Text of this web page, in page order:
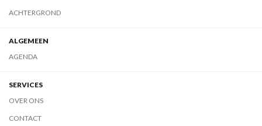
ACHTERGROND
ALGEMEEN
AGENDA
SERVICES
OVER ONS
CONTACT